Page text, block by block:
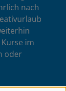
nach
im
oder